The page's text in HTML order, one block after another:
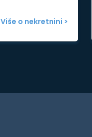
Više o nekretnini >